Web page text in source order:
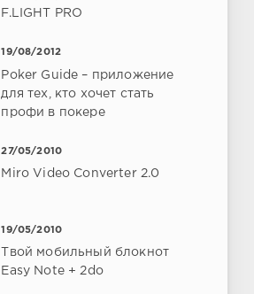
F.LIGHT PRO
19/08/2012
Poker Guide – приложение
для тех, кто хочет стать
профи в покере
27/05/2010
Miro Video Converter 2.0
19/05/2010
Твой мобильный блокнот
Easy Note + 2do